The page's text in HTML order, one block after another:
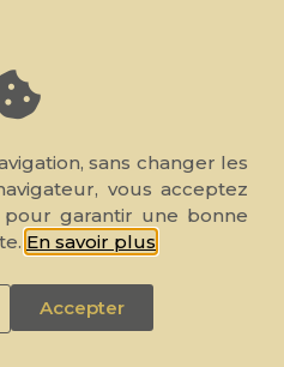
pour recevoir nos
et promotions.
droits réservés. Réalisé par
.
sans changer les
vous acceptez
pour garantir une bonne
En savoir plus
Accepter